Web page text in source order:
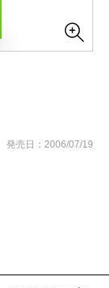
発売日：2006/07/19